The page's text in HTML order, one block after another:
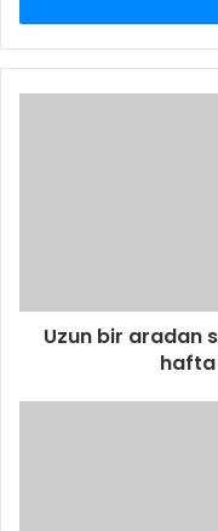
Uzun bir aradan
hafta